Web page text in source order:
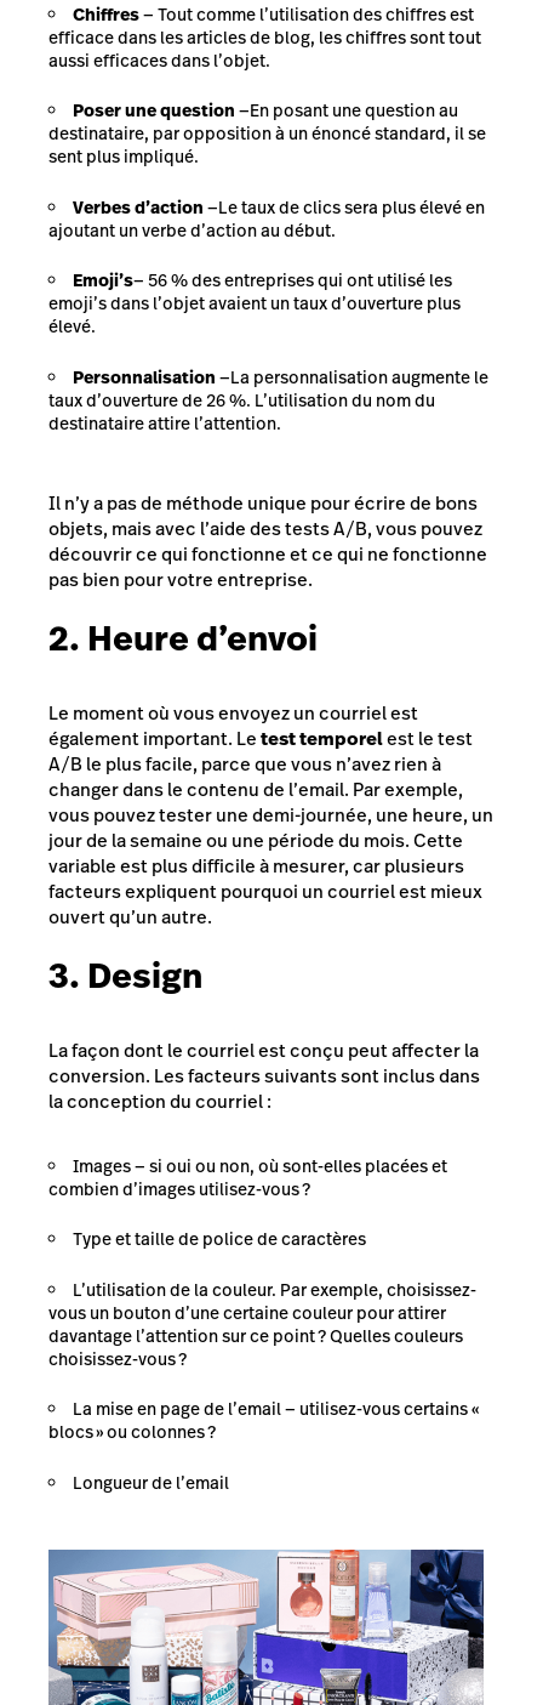
Chiffres— Tout comme l’utilisation des chiffres est
efficace dans les articles de blog, les chiffres sont tout
aussi efficaces dans l’objet.
Poser une question —En posant une question au
destinataire, par opposition à un énoncé standard, il se
sent plus impliqué.
Verbes d’action —Le taux de clics sera plus élevé en
ajoutant un verbe d’action au début.
Emoji’s— 56 % des entreprises qui ont utilisé les
emoji’s dans l’objet avaient un taux d’ouverture plus
élevé.
Personnalisation —La personnalisation augmente le
taux d’ouverture de 26 %. L’utilisation du nom du
destinataire attire l’attention.
Il n’y a pas de méthode unique pour écrire de bons
objets, mais avec l’aide des tests A/B, vous pouvez
découvrir ce qui fonctionne et ce qui ne fonctionne
pas bien pour votre entreprise.
2. Heure d’envoi
Le moment où vous envoyez un courriel est
également important. Letest temporelest le test
A/B le plus facile, parce que vous n’avez rien à
changer dans le contenu de l’email. Par exemple,
vous pouvez tester une demi-journée, une heure, un
jour de la semaine ou une période du mois. Cette
variable est plus difficile à mesurer, car plusieurs
facteurs expliquent pourquoi un courriel est mieux
ouvert qu’un autre.
3. Design
La façon dont le courriel est conçu peut affecter la
conversion. Les facteurs suivants sont inclus dans
la conception du courriel :
Images — si oui ou non, où sont-elles placées et
combien d’images utilisez-vous ?
Type et taille de police de caractères
L’utilisation de la couleur. Par exemple, choisissez-
vous un bouton d’une certaine couleur pour attirer
davantage l’attention sur ce point ? Quelles couleurs
choisissez-vous ?
La mise en page de l’email — utilisez-vous certains «
blocs » ou colonnes ?
Longueur de l’email